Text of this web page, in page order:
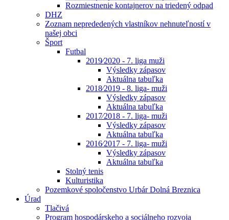
Rozmiestnenie kontajnerov na triedený odpad
DHZ
Zoznam neprededených vlastníkov nehnuteľností v
našej obci
Šport
Futbal
2019⁄2020 - 7. liga muži
Výsledky zápasov
Aktuálna tabuľka
2018⁄2019 - 8. liga- muži
Výsledky zápasov
Aktuálna tabuľka
2017⁄2018 - 7. liga- muži
Výsledky zápasov
Aktuálna tabuľka
2016⁄2017 - 7. liga- muži
Výsledky zápasov
Aktuálna tabuľka
Stolný tenis
Kulturistika
Pozemkové spoločenstvo Urbár Dolná Breznica
Úrad
Tlačivá
Program hospodárskeho a sociálneho rozvoja